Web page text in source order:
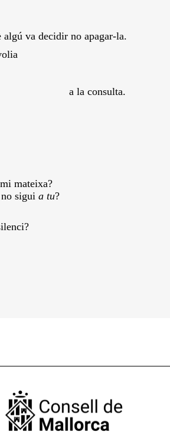
no apagar-la.
a la consulta.
mateixa?
sigui a tu?